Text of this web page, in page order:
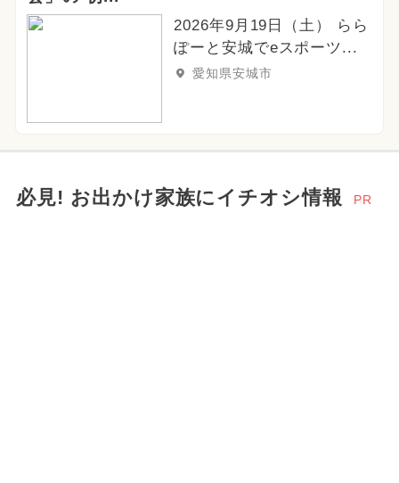
2026年9月19日（土） らら
ぽーと安城でeスポーツ...
愛知県安城市
必見! お出かけ家族にイチオシ情報 PR